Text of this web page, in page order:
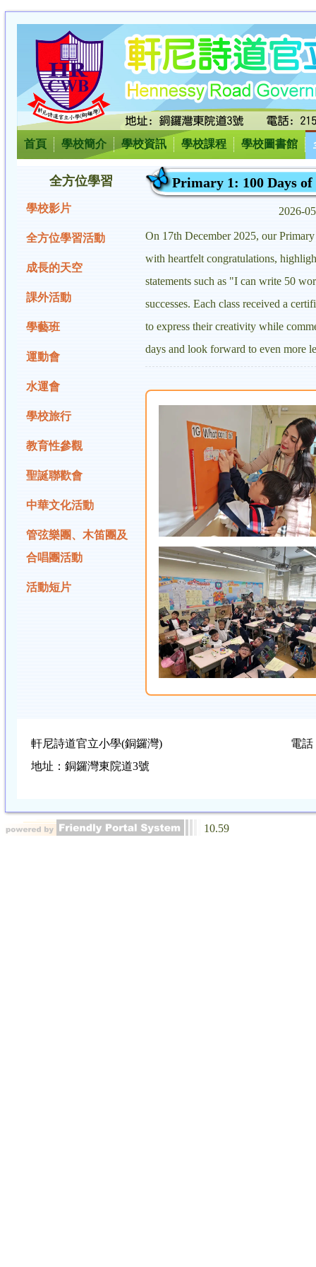
首頁 學校簡介 學校資訊 學校課程 學校圖書館
全方位學習
學校影片
全方位學習活動
成長的天空
課外活動
學藝班
運動會
水運會
學校旅行
教育性參觀
聖誕聯歡會
中華文化活動
管弦樂團、木笛團及
合唱團活動
活動短片
Primary 1: 100 Days of
2026-
On 17th December 2025, our
with heartfelt congratulations,
statements such as "I can write 50
successes. Each class received a
to express their creativity while
days and look forward to even more
軒尼詩道官立小學(銅鑼灣)
電話
地址：銅鑼灣東院道3號
10.59